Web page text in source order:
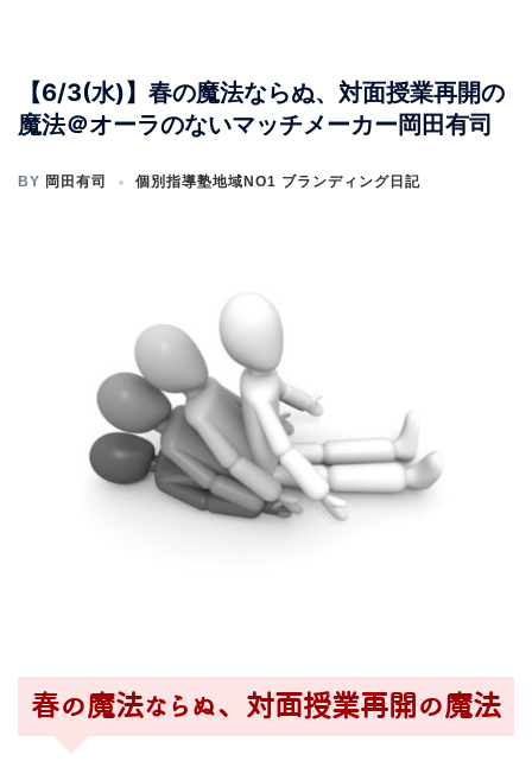
【6/3(水)】春の魔法ならぬ、対面授業再開の
魔法＠オーラのないマッチメーカー岡田有司
BY 岡田有司 個別指導塾地域NO1 ブランディング日記
春の魔法ならぬ、対面授業再開の魔法